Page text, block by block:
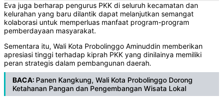
Eva juga berharap pengurus PKK di seluruh kecamatan dan
kelurahan yang baru dilantik dapat melanjutkan semangat
kolaborasi untuk memperluas manfaat program-program
pemberdayaan masyarakat.
‎Sementara itu, Wali Kota Probolinggo Aminuddin memberikan
apresiasi tinggi terhadap kiprah PKK yang dinilainya memiliki
peran strategis dalam pembangunan daerah.
BACA: Panen Kangkung, Wali Kota Probolinggo Dorong
Ketahanan Pangan dan Pengembangan Wisata Lokal